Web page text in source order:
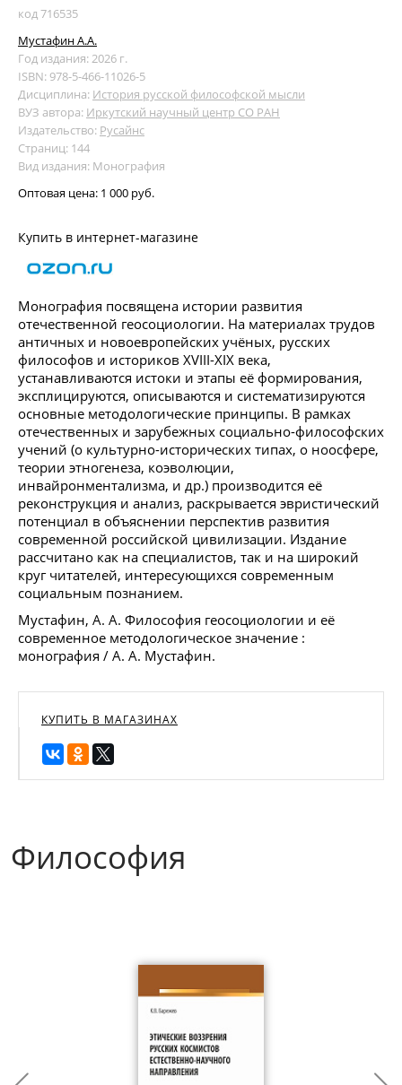
код 716535
Мустафин А.А.
Год издания: 2026 г.
ISBN: 978-5-466-11026-5
Дисциплина: История русской философской мысли
ВУЗ автора: Иркутский научный центр СО РАН
Издательство: Русайнс
Страниц: 144
Вид издания: Монография
Оптовая цена: 1 000 руб.
Купить в интернет-магазине
Монография посвящена истории развития
отечественной геосоциологии. На материалах трудов
античных и новоевропейских учёных, русских
философов и историков XVIII-XIX века,
устанавливаются истоки и этапы её формирования,
эксплицируются, описываются и систематизируются
основные методологические принципы. В рамках
отечественных и зарубежных социально-философских
учений (о культурно-исторических типах, о ноосфере,
теории этногенеза, коэволюции,
инвайронментализма, и др.) производится её
реконструкция и анализ, раскрывается эвристический
потенциал в объяснении перспектив развития
современной российской цивилизации. Издание
рассчитано как на специалистов, так и на широкий
круг читателей, интересующихся современным
социальным познанием.
Мустафин, А. А. Философия геосоциологии и её
современное методологическое значение :
монография / А. А. Мустафин.
КУПИТЬ В МАГАЗИНАХ
Философия